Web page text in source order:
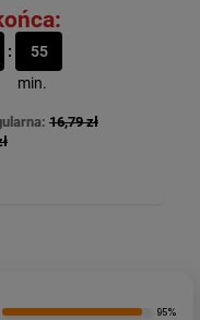
55
min.
16,79 zł
95%